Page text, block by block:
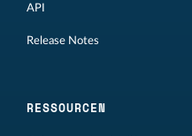
API
Release Notes
RESSOURCEN